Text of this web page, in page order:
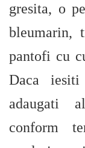
gresita, o
bleumarin,
pantofi cu
Daca
adaugati
conform